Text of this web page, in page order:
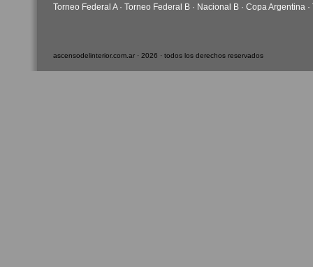
Torneo Federal A· Torneo Federal B · Nacional B · Copa Argentina ·
ascensodelinterior.com.ar · 2026 · todos los derechos reservados